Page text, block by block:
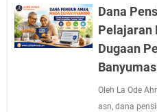
Dana
Pelajaran
Dugaan
Banyumas
Oleh La Ode
asn, dana